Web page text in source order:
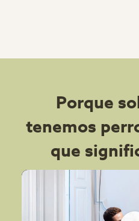
Porque
tenemos
que